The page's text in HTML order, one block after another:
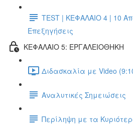
TEST | ΚΕΦΑΛΑΙΟ 4 | 10
Επεξηγήσεις
ΚΕΦΑΛΑΙΟ 5: ΕΡΓΑΛΕΙΟΘΗΚΗ
Διδασκαλία με Video
Αναλυτικές Σημειώσεις
Περίληψη με τα